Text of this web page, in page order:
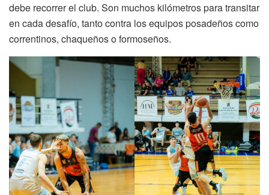
debe recorrer el club. Son muchos kilómetros para transitar
en cada desafío, tanto contra los equipos posadeños como
correntinos, chaqueños o formoseños.